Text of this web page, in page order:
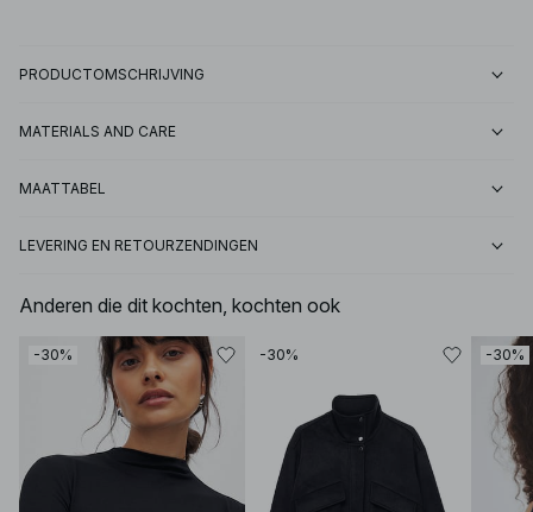
PRODUCTOMSCHRIJVING
MATERIALS AND CARE
MAATTABEL
LEVERING EN RETOURZENDINGEN
Anderen die dit kochten, kochten ook
-30% -30% -30%